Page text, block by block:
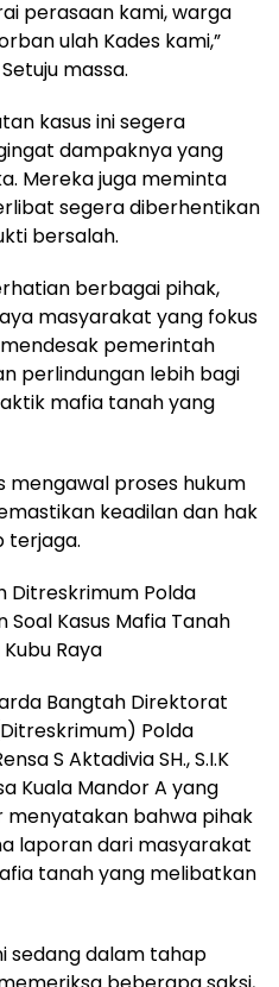
perasaan kami, warga
ulah Kades kami,”
massa.
kasus ini segera
dampaknya yang
Mereka juga meminta
segera diberhentikan
bersalah.
berbagai pihak,
masyarakat yang fokus
pemerintah
perlindungan lebih bagi
mafia tanah yang
mengawal proses hukum
keadilan dan hak
terjaga.
Ditreskrimum Polda
Soal Kasus Mafia Tanah
Raya
Bangtah Direktorat
Polda
S Aktadivia SH., S.I.K
Kuala Mandor A yang
menyatakan bahwa pihak
laporan dari masyarakat
tanah yang melibatkan
sedang dalam tahap